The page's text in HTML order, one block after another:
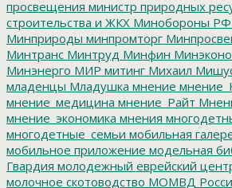
просвещения министр природных
строительства и ЖКХ Минобороны РФ
Минприроды минпромторг
Минтранс Минтруд Минфин
Минэнерго МИР митинг Михаил
младенцы Младушка мнение
мнение_медицина мнение_Райт
мнение_экономика мнения
многодетные_семьи мобильная
мобильное приложение модельная
Гвардия молодежный еврейский
молочное скотоводство МОМВД